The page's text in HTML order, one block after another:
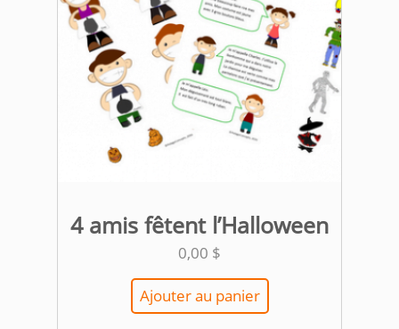
4 amis fêtent l’Halloween
0,00 $
Ajouter au panier